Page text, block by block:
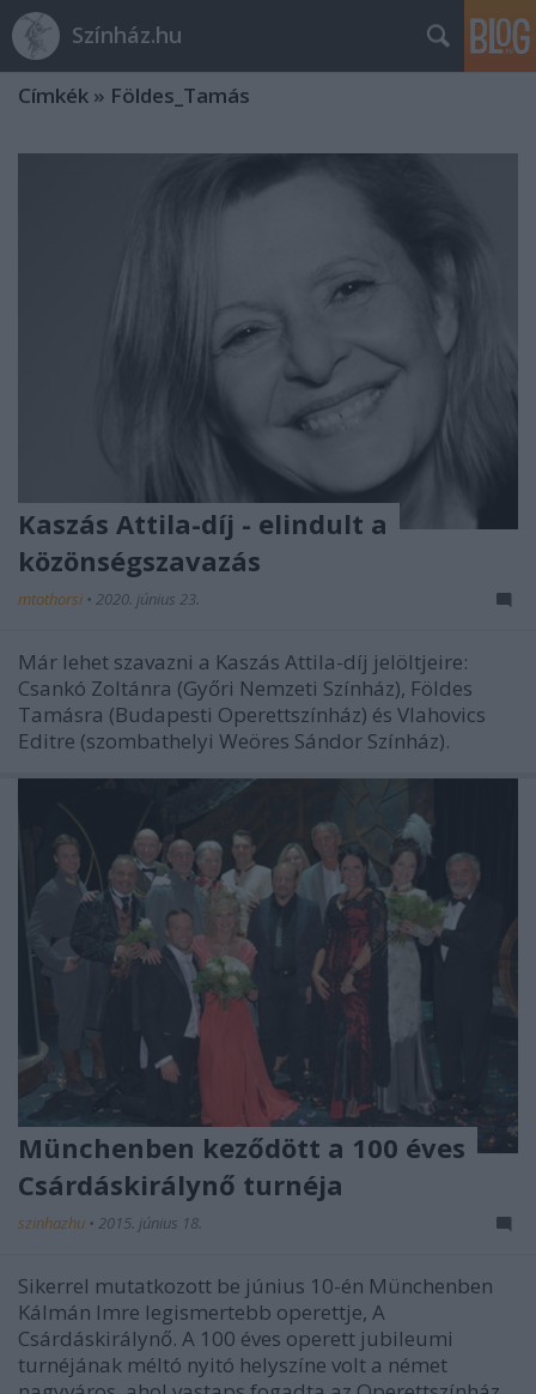
Színház.hu
Címkék » Földes_Tamás
Kaszás Attila-díj - elindult a
közönségszavazás
mtothorsi • 2020. június 23.
Már lehet szavazni a Kaszás Attila-díj jelöltjeire:
Csankó Zoltánra (Győri Nemzeti Színház), Földes
Tamásra (Budapesti Operettszínház) és Vlahovics
Editre (szombathelyi Weöres Sándor Színház).
Münchenben keződött a 100 éves
Csárdáskirálynő turnéja
szinhazhu • 2015. június 18.
Sikerrel mutatkozott be június 10-én Münchenben
Kálmán Imre legismertebb operettje, A
Csárdáskirálynő. A 100 éves operett jubileumi
turnéjának méltó nyitó helyszíne volt a német